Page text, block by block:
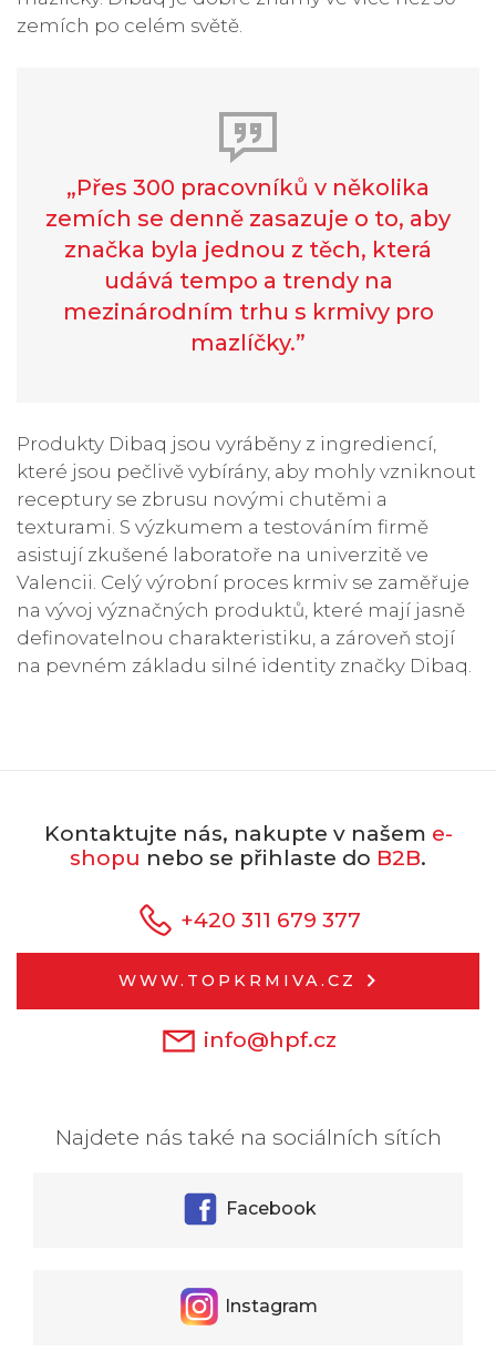
zemích po celém světě.
„Přes 300 pracovníků v několika
zemích se denně zasazuje o to, aby
značka byla jednou z těch, která
udává tempo a trendy na
mezinárodním trhu s krmivy pro
mazlíčky.”
Produkty Dibaq jsou vyráběny z ingrediencí,
které jsou pečlivě vybírány, aby mohly vzniknout
receptury se zbrusu novými chutěmi a
texturami. S výzkumem a testováním firmě
asistují zkušené laboratoře na univerzitě ve
Valencii. Celý výrobní proces krmiv se zaměřuje
na vývoj význačných produktů, které mají jasně
definovatelnou charakteristiku, a zároveň stojí
na pevném základu silné identity značky Dibaq.
Kontaktujte nás, nakupte v našem e-
shopu nebo se přihlaste do B2B.
+420 311 679 377
WWW.TOPKRMIVA.CZ
info@hpf.cz
Najdete nás také na sociálních sítích
Facebook
Instagram